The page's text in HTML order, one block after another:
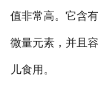
值非常高。它含
微量元素，并且
儿食用。